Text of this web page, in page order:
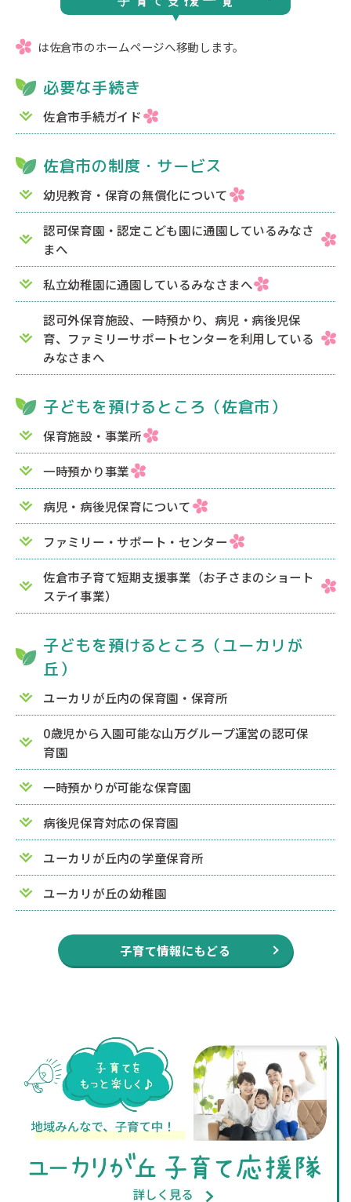
は佐倉市のホームページへ移動します。
必要な手続き
佐倉市手続ガイド
佐倉市の制度・サービス
幼児教育・保育の無償化について
認可保育園・認定こども園に通園しているみなさ
まへ
私立幼稚園に通園しているみなさまへ
認可外保育施設、一時預かり、病児・病後児保
育、ファミリーサポートセンターを利用している
みなさまへ
子どもを預けるところ（佐倉市）
保育施設・事業所
一時預かり事業
病児・病後児保育について
ファミリー・サポート・センター
佐倉市子育て短期支援事業（お子さまのショート
ステイ事業）
子どもを預けるところ（ユーカリが
丘）
ユーカリが丘内の保育園・保育所
0歳児から入園可能な山万グループ運営の認可保
育園
一時預かりが可能な保育園
病後児保育対応の保育園
ユーカリが丘内の学童保育所
ユーカリが丘の幼稚園
子育て情報にもどる